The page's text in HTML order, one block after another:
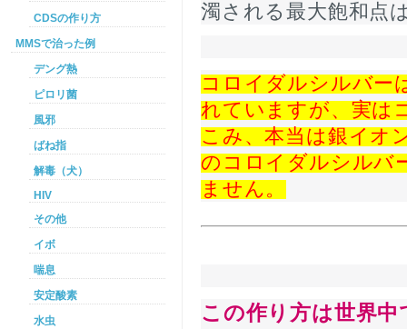
濁される最大飽和点
コロイダルシルバー
れていますが、実は
こみ、本当は銀イオ
のコロイダルシルバ
ません。
この作り方は世界
CDSの作り方
MMSで治った例
デング熱
ピロリ菌
風邪
ばね指
解毒（犬）
HIV
その他
イボ
喘息
安定酸素
水虫